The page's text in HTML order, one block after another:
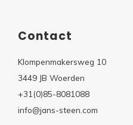
Contact
Klompenmakersweg 10
3449 JB Woerden
+31(0)85-8081088
info@jans-steen.com